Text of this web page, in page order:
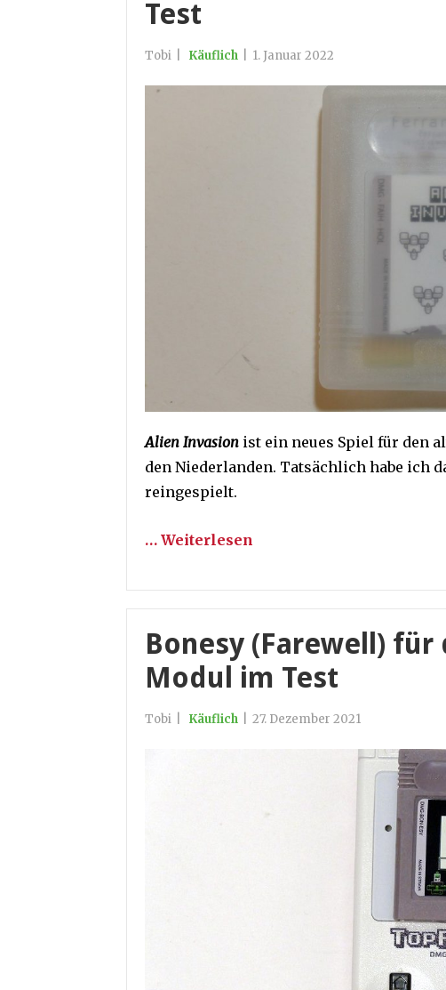
Test
Tobi Käuflich 1. Januar 2022
Alien Invasion ist ein neues Spiel für den
den Niederlanden. Tatsächlich habe ich
reingespielt.
… Weiterlesen
Bonesy (Farewell) für
Modul im Test
Tobi Käuflich 27. Dezember 2021